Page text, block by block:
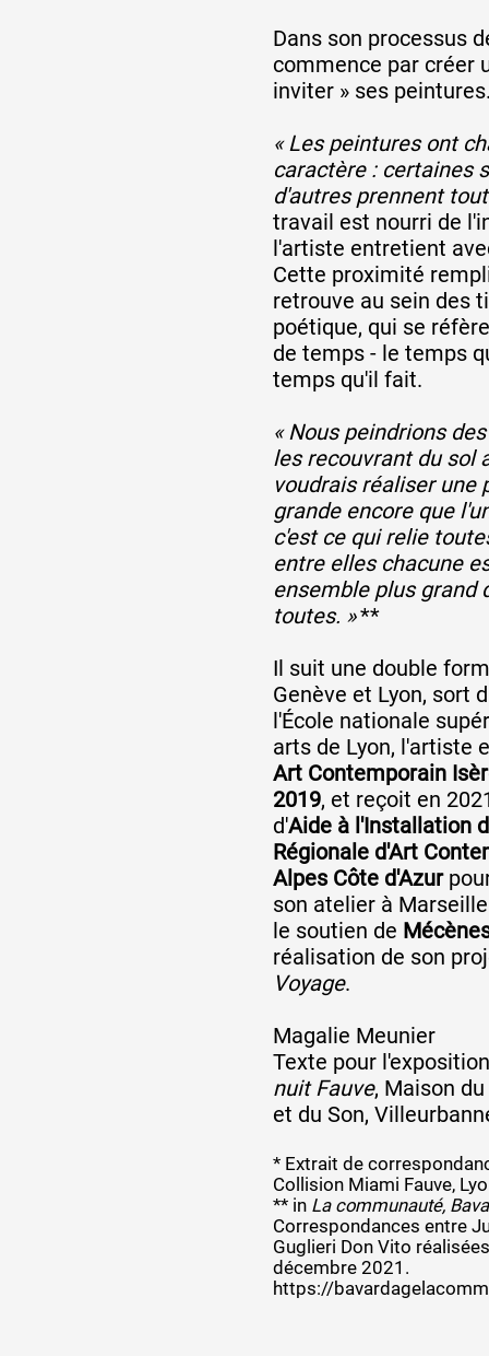
Réseau
De A à Z
Année par année
Collection vidéos
Candidater
Dans son processus
commence par créer
inviter » ses
« Les peintures ont
caractère : certaines
d'autres prennent
travail est nourri de
l'artiste entretient
Cette proximité
retrouve au sein des
poétique, qui se
de temps - le temps
temps qu'il fait.
« Nous peindrions
les recouvrant du sol
voudrais réaliser une
grande encore que
c'est ce qui relie
entre elles chacune
ensemble plus grand
toutes. »**
Il suit une double
Genève et Lyon, sort
l'École nationale
arts de Lyon, l'artiste
Art Contemporain
2019, et reçoit en
d'Aide à l'Installation
Régionale d'Art
Alpes Côte d'Azur
son atelier à
le soutien de
réalisation de son
Voyage.
Magalie Meunier
Texte pour
nuit Fauve, Maison
et du Son,
* Extrait de
Collision Miami Fauve,
** in La communauté,
Correspondances entre
Guglieri Don Vito
décembre 2021.
https://